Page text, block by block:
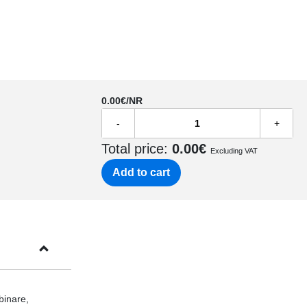
0.00€/NR
- +
Total price: 0.00€ Excluding VAT
Add to cart